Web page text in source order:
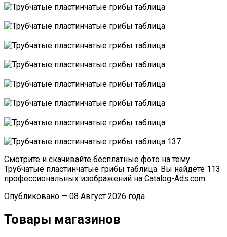
Смотрите и скачивайте бесплатные фото на тему
Трубчатые пластинчатые грибы таблица. Вы найдете 113
профессиональных изображений на Catalog-Ads.com
Опубликовано — 08 Август 2026 года
Товары магазинов